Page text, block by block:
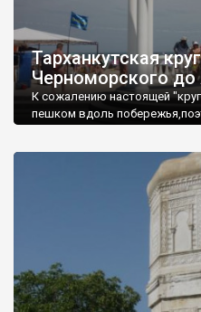
Тарханкутская
Черноморского
К сожалению настоящей
пешком вдоль